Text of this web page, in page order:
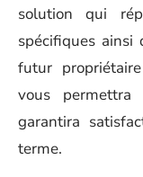
solution qui
spécifiques ainsi
futur
vous
garantira
terme.